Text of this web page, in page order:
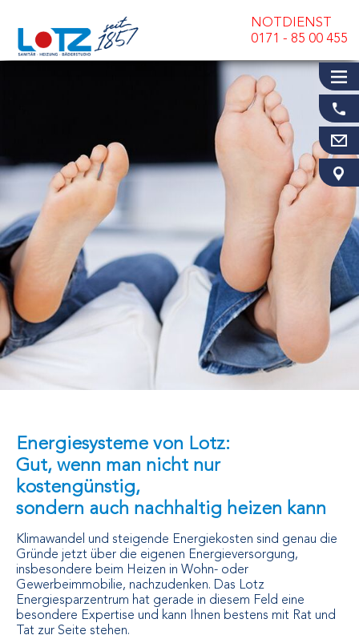
NOTDIENST
0171 - 85 00 455
Energiesysteme von Lotz:
Gut, wenn man nicht nur
kostengünstig,
sondern auch nachhaltig heizen kann
Klimawandel und steigende Energiekosten sind genau die
Gründe jetzt über die eigenen Energieversorgung,
insbesondere beim Heizen in Wohn- oder
Gewerbeimmobilie, nachzudenken. Das Lotz
Energiesparzentrum hat gerade in diesem Feld eine
besondere Expertise und kann Ihnen bestens mit Rat und
Tat zur Seite stehen.